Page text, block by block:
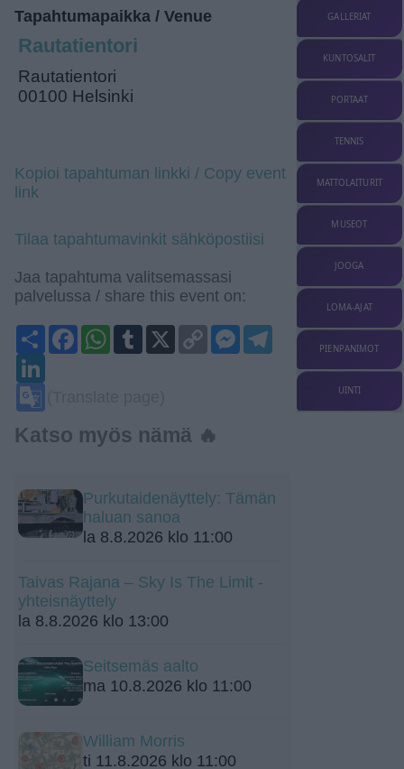
Tapahtumapaikka / Venue
Rautatientori
Rautatientori
00100 Helsinki
Kopioi tapahtuman linkki / Copy event
link
Tilaa tapahtumavinkit sähköpostiisi
Jaa tapahtuma valitsemassasi
palvelussa / share this event on:
ShareFacebook
WhatsApp
Tumblr
Copy
Link
Messenger
Telegram
Katso myös nämä 🔥
Purkutaidenäyttely: Tämän
haluan sanoa
la 8.8.2026 klo 11:00
Taivas Rajana – Sky Is The Limit -
yhteisnäyttely
la 8.8.2026 klo 13:00
Seitsemäs aalto
ma 10.8.2026 klo 11:00
William Morris
ti 11.8.2026 klo 11:00
GALLERIAT
KUNTOSALIT
PORTAAT
TENNIS
MATTOLAITURIT
MUSEOT
JOOGA
LOMA-AJAT
PIENPANIMOT
UINTI